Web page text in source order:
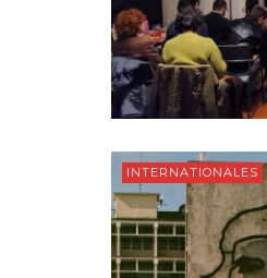
INTERNATIONALES